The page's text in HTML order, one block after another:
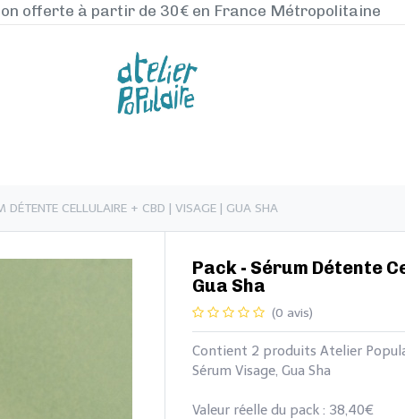
offerte à partir de 30€ en France Métropolitaine
DÉTENTE CELLULAIRE + CBD | VISAGE | GUA SHA
Pack - Sérum Détente
Gua Sha
(0 avis)
Contient 2 produits Atelier
Sérum Visage, Gua Sha
Valeur réelle du pack : 38,40€